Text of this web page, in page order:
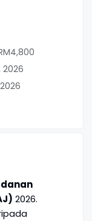
2026
2026.